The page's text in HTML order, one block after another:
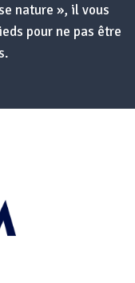
nature », il vous
pour ne pas être